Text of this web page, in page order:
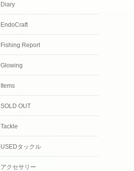
Diary
EndoCraft
Fishing Report
Glowing
Items
SOLD OUT
Tackle
USEDタックル
アクセサリー